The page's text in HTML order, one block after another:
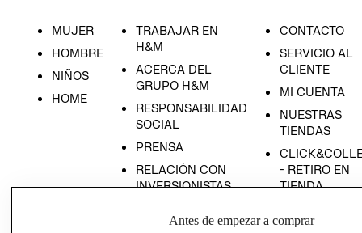
MUJER
HOMBRE
NIÑOS
HOME
TRABAJAR EN
H&M
ACERCA DEL
GRUPO H&M
RESPONSABILIDAD
SOCIAL
PRENSA
RELACIÓN CON
INVERSIONISTAS
EMPRESARIAL
CONTACTO
SERVICIO AL
CLIENTE
MI CUENTA
NUESTRAS
TIENDAS
- RETIRO EN
TIENDA
CONDICIONES
Antes de empezar a comprar